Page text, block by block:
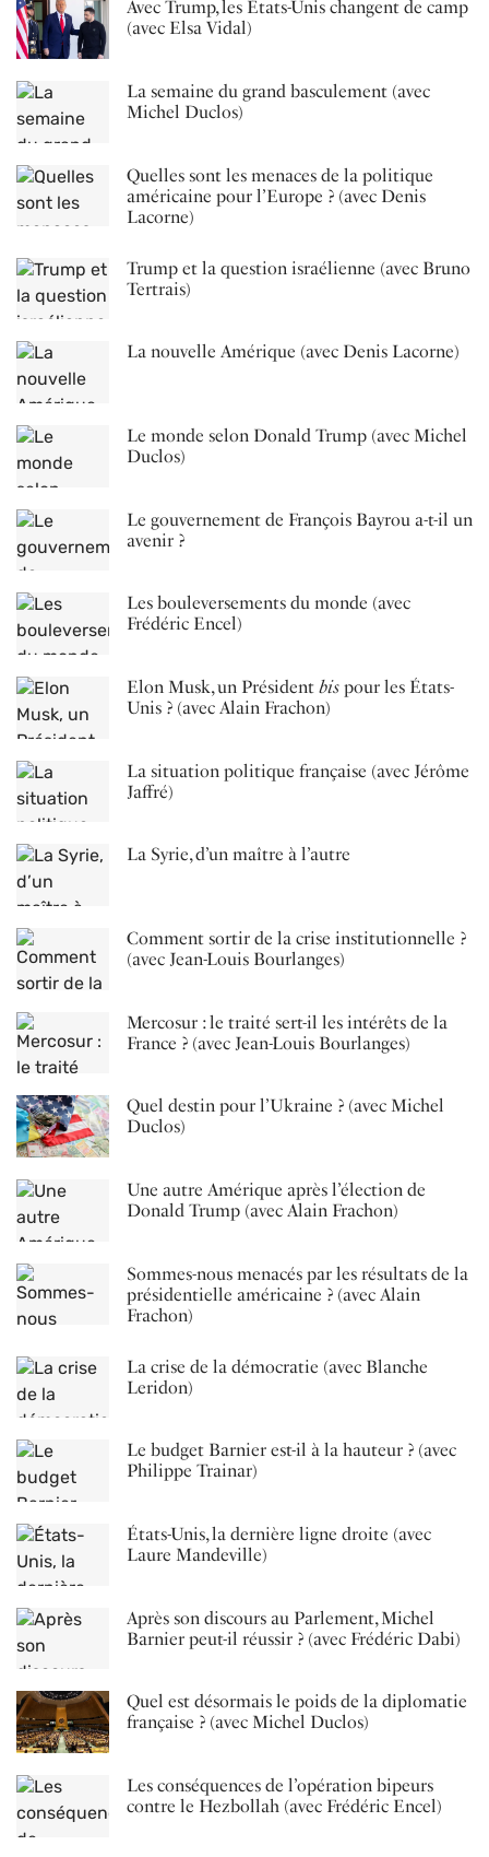
Avec Trump, les États-Unis changent de camp
(avec Elsa Vidal)
La semaine du grand basculement (avec
Michel Duclos)
Quelles sont les menaces de la politique
américaine pour l’Europe ? (avec Denis
Lacorne)
Trump et la question israélienne (avec Bruno
Tertrais)
La nouvelle Amérique (avec Denis Lacorne)
Le monde selon Donald Trump (avec Michel
Duclos)
Le gouvernement de François Bayrou a-t-il un
avenir ?
Les bouleversements du monde (avec
Frédéric Encel)
Elon Musk, un Président bis pour les États-
Unis ? (avec Alain Frachon)
La situation politique française (avec Jérôme
Jaffré)
La Syrie, d’un maître à l’autre
Comment sortir de la crise institutionnelle ?
(avec Jean-Louis Bourlanges)
Mercosur : le traité sert-il les intérêts de la
France ? (avec Jean-Louis Bourlanges)
Quel destin pour l’Ukraine ? (avec Michel
Duclos)
Une autre Amérique après l’élection de
Donald Trump (avec Alain Frachon)
Sommes-nous menacés par les résultats de la
présidentielle américaine ? (avec Alain
Frachon)
La crise de la démocratie (avec Blanche
Leridon)
Le budget Barnier est-il à la hauteur ? (avec
Philippe Trainar)
États-Unis, la dernière ligne droite (avec
Laure Mandeville)
Après son discours au Parlement, Michel
Barnier peut-il réussir ? (avec Frédéric Dabi)
Quel est désormais le poids de la diplomatie
française ? (avec Michel Duclos)
Les conséquences de l’opération bipeurs
contre le Hezbollah (avec Frédéric Encel)